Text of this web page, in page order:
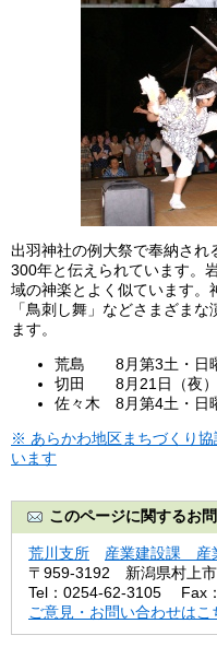
出羽神社の例大祭で奉納され
300年と伝えられています。
域の神楽とよく似ています。
「鳥刺し舞」などさまざま
ます。
荒島 8月第3土・日
切田 8月21日（夜）
佐々木 8月第4土・日
※ あらかわ地区まちづくり
います
このページに関するお
荒川支所
産業建設課 産
〒959-3192
新潟県村上
Tel：0254-62-3105
Fax
ご意見・お問い合わせはこ